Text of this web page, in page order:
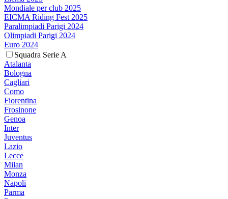
Mondiale per club 2025
EICMA Riding Fest 2025
Paralimpiadi Parigi 2024
Olimpiadi Parigi 2024
Euro 2024
Squadra Serie A
Atalanta
Bologna
Cagliari
Como
Fiorentina
Frosinone
Genoa
Inter
Juventus
Lazio
Lecce
Milan
Monza
Napoli
Parma